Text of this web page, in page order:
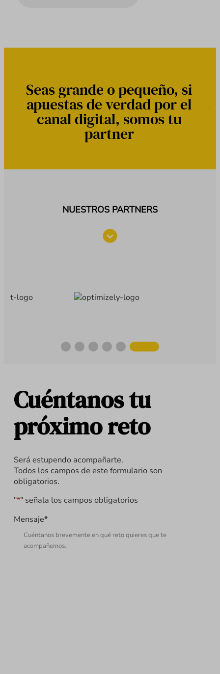
Seas grande o pequeño, si
apuestas de verdad por el
canal digital, somos tu
partner
NUESTROS PARTNERS
Cuéntanos tu
próximo reto
Será estupendo acompañarte.
Todos los campos de este formulario son
obligatorios.
"*" señala los campos obligatorios
Mensaje*